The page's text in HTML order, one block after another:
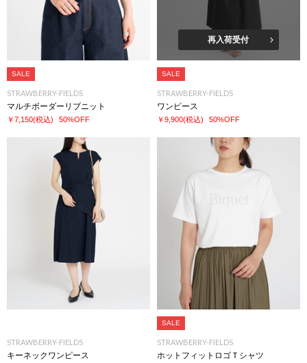
SALE
STRAWBERRY-FIELDS
マルチボーダーリブニット
￥7,150(税込) 50%OFF
再入荷受付
SALE
STRAWBERRY-FIELDS
ワンピース
￥9,900(税込) 50%OFF
STRAWBERRY-FIELDS
キーネックワンピース
SALE
STRAWBERRY-FIELDS
ホットフィットロゴＴシャツ